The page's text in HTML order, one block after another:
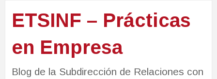
ETSINF – Prácticas
en Empresa
Blog de la Subdirección de Relaciones con